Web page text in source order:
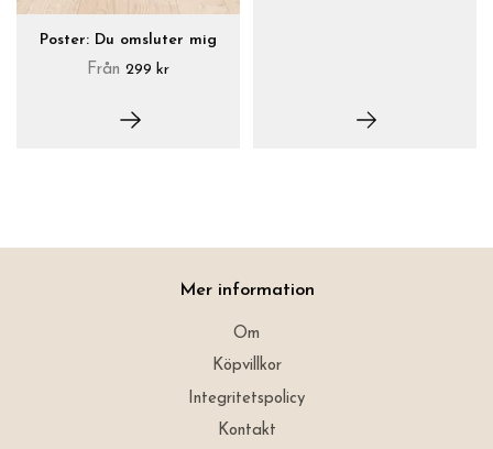
Poster: Du omsluter mig
Från 299 kr
Mer information
Om
Köpvillkor
Integritetspolicy
Kontakt